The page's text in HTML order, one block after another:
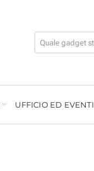
UFFICIO ED EVENTI